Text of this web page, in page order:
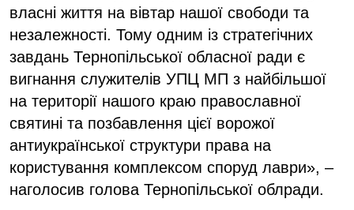
власні життя на вівтар нашої свободи та
незалежності. Тому одним із стратегічних
завдань Тернопільської обласної ради є
вигнання служителів УПЦ МП з найбільшої
на території нашого краю православної
святині та позбавлення цієї ворожої
антиукраїнської структури права на
користування комплексом споруд лаври», –
наголосив голова Тернопільської облради.